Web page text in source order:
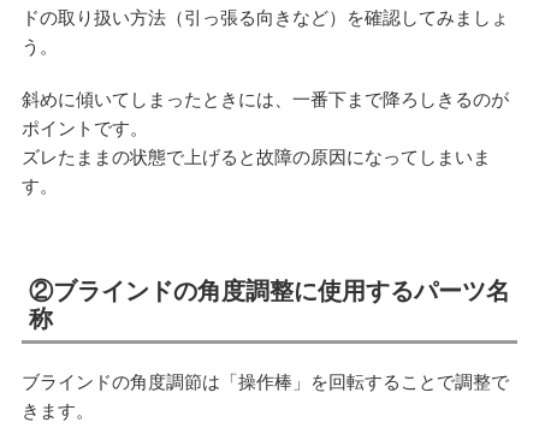
ドの取り扱い方法（引っ張る向きなど）を確認してみましょ
う。
斜めに傾いてしまったときには、一番下まで降ろしきるのが
ポイントです。
ズレたままの状態で上げると故障の原因になってしまいま
す。
②ブラインドの角度調整に使用するパーツ名
称
ブラインドの角度調節は「操作棒」を回転することで調整で
きます。